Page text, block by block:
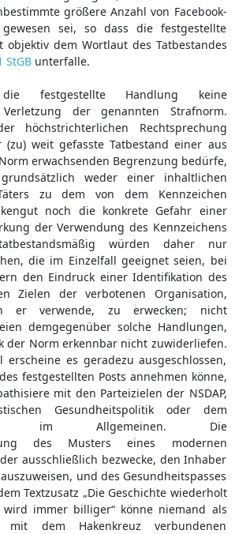
größere Anzahl von Facebook-
sei, so dass die festgestellte
objektiv dem Wortlaut des Tatbestandes
StGBunterfalle.
festgestellte Handlung keine
Verletzung der genannten Strafnorm.
höchstrichterlichen Rechtsprechung
(zu) weit gefasste Tatbestand einer aus
erwachsenden Begrenzung bedürfe,
weder einer inhaltlichen
zu dem von dem Kennzeichen
noch die konkrete Gefahr einer
der Verwendung des Kennzeichens
würden daher nur
die im Einzelfall geeignet seien, bei
den Eindruck einer Identifikation des
Zielen der verbotenen Organisation,
er verwende, zu erwecken; nicht
demgegenüber solche Handlungen,
der Norm erkennbar nicht zuwiderliefen.
es geradezu ausgeschlossen,
festgestellten Posts annehmen könne,
mit den Parteizielen der NSDAP,
Gesundheitspolitik oder dem
im Allgemeinen. Die
des Musters eines modernen
ausschließlich bezwecke, den Inhaber
und des Gesundheitspasses
Textzusatz „Die Geschichte wiederholt
wird immer billiger“ könne niemand als
mit dem Hakenkreuz verbundenen